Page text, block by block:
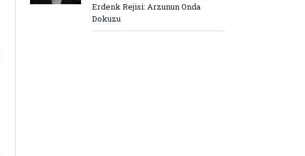
Erdenk Rejisi: Arzunun Onda
Dokuzu